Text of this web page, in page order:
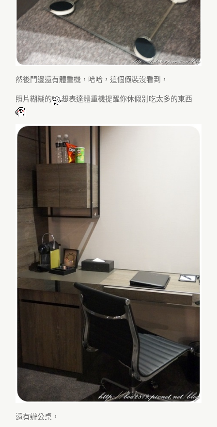
然後門邊還有體重機，哈哈，這個假裝沒看到，
照片糊糊的 想表達體重機提醒你休假別吃太多的東西
還有辦公桌，